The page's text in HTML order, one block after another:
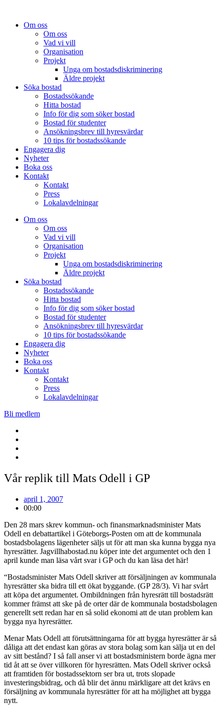
Om oss
Om oss
Vad vi vill
Organisation
Projekt
Unga om bostadsdiskriminering
Äldre projekt
Söka bostad
Bostadssökande
Hitta bostad
Info för dig som söker bostad
Bostad för studenter
Ansökningsbrev till hyresvärdar
10 tips för bostadssökande
Engagera dig
Nyheter
Boka oss
Kontakt
Kontakt
Press
Lokalavdelningar
Om oss
Om oss
Vad vi vill
Organisation
Projekt
Unga om bostadsdiskriminering
Äldre projekt
Söka bostad
Bostadssökande
Hitta bostad
Info för dig som söker bostad
Bostad för studenter
Ansökningsbrev till hyresvärdar
10 tips för bostadssökande
Engagera dig
Nyheter
Boka oss
Kontakt
Kontakt
Press
Lokalavdelningar
Bli medlem
Vår replik till Mats Odell i GP
april 1, 2007
00:00
Den 28 mars skrev kommun- och finansmarknadsminister Mats
Odell en debattartikel i Göteborgs-Posten om att de kommunala
bostadsbolagens lägenheter säljs ut för att man ska kunna bygga nya
hyresrätter. Jagvillhabostad.nu köper inte det argumentet och den 1
april kunde man läsa vårt svar i GP och du kan läsa det här!
“Bostadsminister Mats Odell skriver att försäljningen av kommunala
hyresrätter ska bidra till ett ökat byggande. (GP 28/3). Vi har svårt
att köpa det argumentet. Ombildningen från hyresrätt till bostadsrätt
kommer främst att ske på de orter där de kommunala bostadsbolagen
generellt sett redan har en så solid ekonomi att de utan problem kan
bygga nya hyresrätter.
Menar Mats Odell att förutsättningarna för att bygga hyresrätter är så
dåliga att det endast kan göras av stora bolag som kan sälja ut en del
av sitt bestånd? I så fall anser vi att bostadsministern borde ägna mer
tid åt att se över villkoren för hyresrätten. Mats Odell skriver också
att framtiden för bostadssektorn ser bra ut, trots slopade
investeringsbidrag, och då blir det ännu märkligare att det krävs en
försäljning av kommunala hyresrätter för att ha möjlighet att bygga
nytt.